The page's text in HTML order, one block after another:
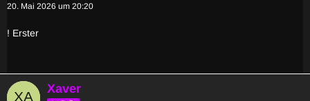
20. Mai 2026 um 20:20
! Erster
Xaver